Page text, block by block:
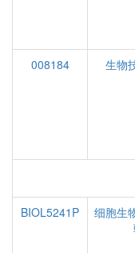
008184
生物
BIOL5241P
细胞生